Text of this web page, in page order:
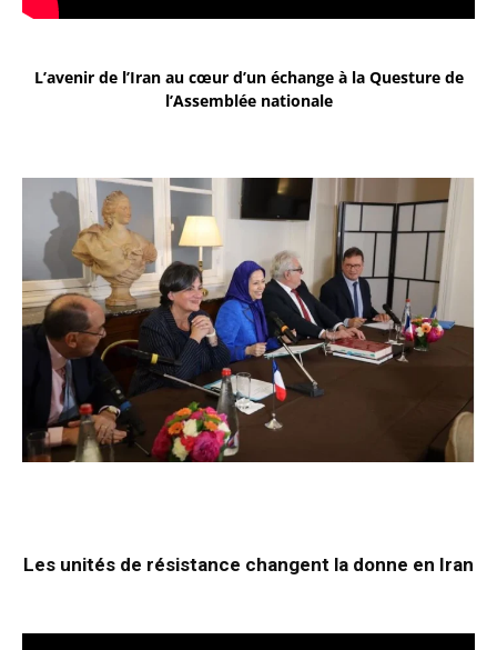
L’avenir de l’Iran au cœur d’un échange à la Questure de
l’Assemblée nationale
Les unités de résistance changent la donne en Iran